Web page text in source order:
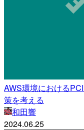
AWS環境における
策を考える
和田響
2024.06.25